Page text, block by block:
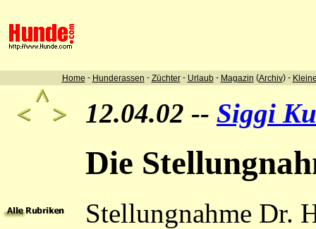
Home - Hunderassen - Züchter- Urlaub- Magazin (Archiv) -
12.04.02 -- Siggi
Die
Stellungnahme Dr.